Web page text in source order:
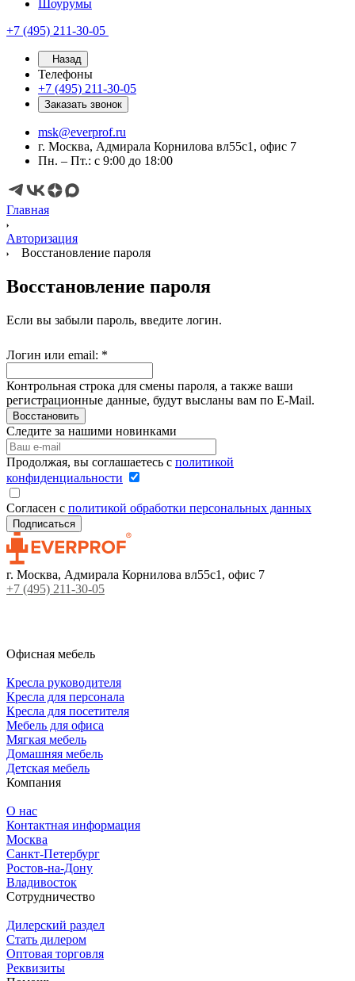
Шоурумы
+7 (495) 211-30-05
Назад
Телефоны
+7 (495) 211-30-05
Заказать звонок
msk@everprof.ru
г. Москва, Адмирала Корнилова вл55с1, офис 7
Пн. – Пт.: с 9:00 до 18:00
Главная
Авторизация
Восстановление пароля
Восстановление пароля
Если вы забыли пароль, введите логин.
Логин или email: *
Контрольная строка для смены пароля, а также ваши
регистрационные данные, будут высланы вам по E-Mail.
Восстановить
Следите за нашими новинками
Продолжая, вы соглашаетесь с политикой
конфиденциальности
Согласен с политикой обработки персональных данных
г. Москва, Адмирала Корнилова вл55с1, офис 7
+7 (495) 211-30-05
Офисная мебель
Кресла руководителя
Кресла для персонала
Кресла для посетителя
Мебель для офиса
Мягкая мебель
Домашняя мебель
Детская мебель
Компания
О нас
Контактная информация
Москва
Санкт-Петербург
Ростов-на-Дону
Владивосток
Сотрудничество
Дилерский раздел
Стать дилером
Оптовая торговля
Реквизиты